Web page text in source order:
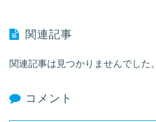
関連記事
関連記事は見つかりませんでした。
コメント